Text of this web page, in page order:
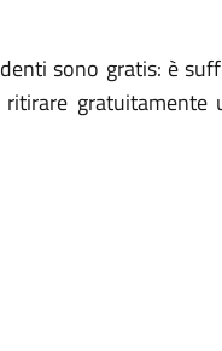
sono gratis: è
gratuitamente